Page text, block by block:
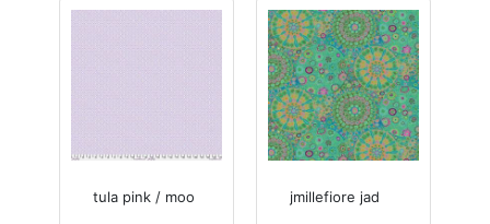
tula pink / moo jmillefiore jad